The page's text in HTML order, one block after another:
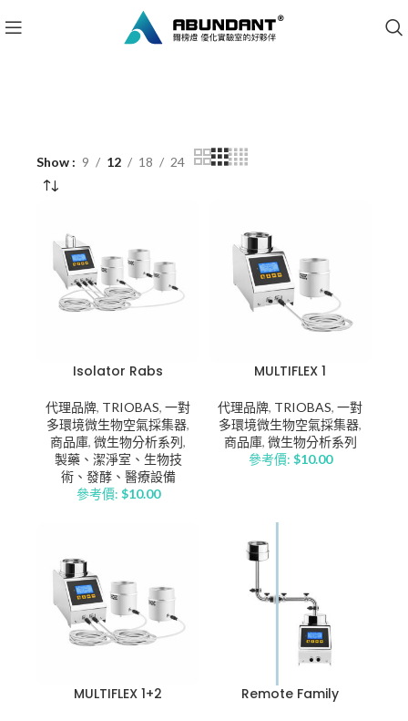
Show 9 12 18 24
Isolator Rabs
代理品牌, TRIOBAS, 一對
多環境微生物空氣採集器,
商品庫, 微生物分析系列,
製藥、潔淨室、生物技
術、發酵、醫療設備
參考價: $10.00
MULTIFLEX 1
代理品牌, TRIOBAS, 一對
多環境微生物空氣採集器,
商品庫, 微生物分析系列
參考價: $10.00
MULTIFLEX 1+2 Remote Family